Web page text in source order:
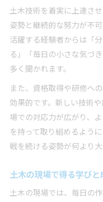
土木技術を着実に上達さ
姿勢と継続的な努力が不
活躍する経験者からは「
る」「毎日の小さな気づ
多く聞かれます。
また、資格取得や研修へ
効果的です。新しい技術
場での対応力が広がり、
を持って取り組めるよう
戦を続ける姿勢が何より大
土木の現場で得る学びと
土木の現場では、毎日の